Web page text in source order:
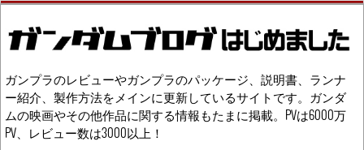
ガンプラのレビューやガンプラのパッケージ、説明書、ランナ
ー紹介、製作方法をメインに更新しているサイトです。ガンダ
ムの映画やその他作品に関する情報もたまに掲載。PVは6000万
PV、レビュー数は3000以上！